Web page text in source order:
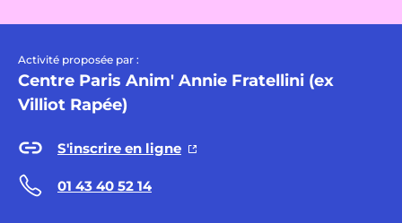
Activité proposée par :
Centre Paris Anim' Annie Fratellini (ex
Villiot Rapée)
S'inscrire en ligne
01 43 40 52 14